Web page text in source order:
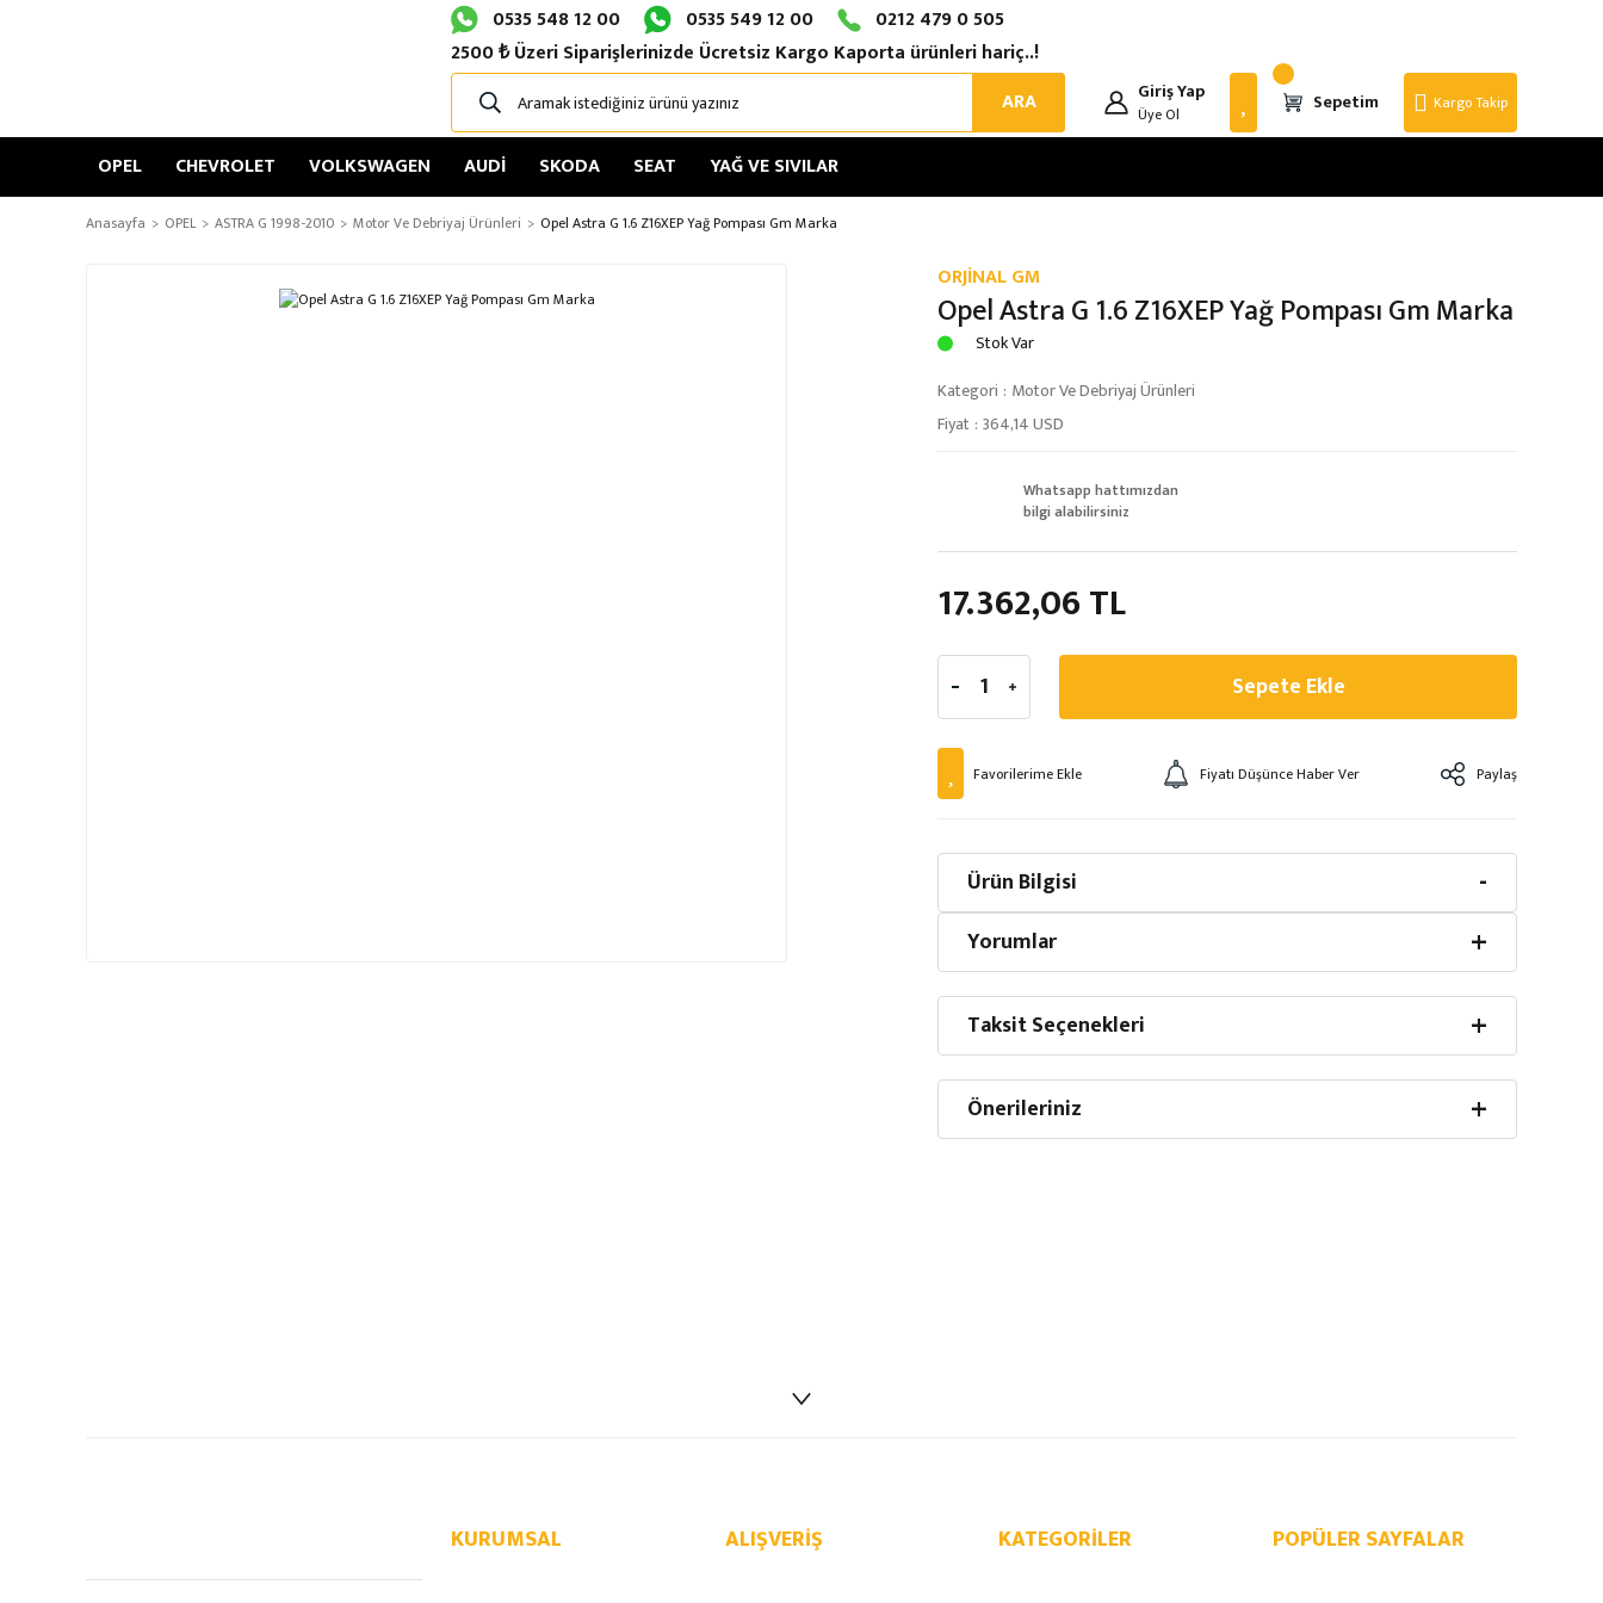
0535 548 12 00 0535 549 12 00
0212 479 0 505
2500 ₺ Üzeri Siparişlerinizde Ücretsiz Kargo Kaporta ürünleri hariç..!
ARA
Giriş Yap
Üye Ol Sepetim Kargo Takip
OPEL CHEVROLET VOLKSWAGEN AUDİ SKODA SEAT YAĞ VE SIVILAR
Anasayfa OPEL ASTRA G 1998-2010 Motor Ve Debriyaj Ürünleri Opel Astra G 1.6 Z16XEP Yağ Pompası Gm Marka
ORJİNAL GM
Opel Astra G 1.6 Z16XEP Yağ Pompası Gm Marka
Stok Var
Kategori Motor Ve Debriyaj Ürünleri
Fiyat 364,14 USD
Whatsapp hattımızdan
bilgi alabilirsiniz
17.362,06 TL
Sepete Ekle
Fiyatı Düşünce Haber Ver Paylaş
Ürün Bilgisi
Yorumlar
Taksit Seçenekleri
Önerileriniz
KURUMSAL ALIŞVERIŞ KATEGORILER POPÜLER SAYFALAR